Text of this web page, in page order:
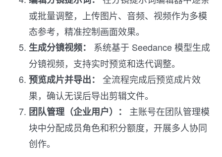
或批量调整，上传图片、音频、视频作为多模
态参考，精准控制画面效果。
生成分镜视频：
系统基于 Seedance 模型生成
分镜视频，支持实时预览和迭代调整。
预览成片并导出：
全流程完成后预览成片效
果，确认无误后导出剪辑文件。
团队管理（企业用户）：
主账号在团队管理模
块中分配成员角色和积分额度，开展多人协同
创作。